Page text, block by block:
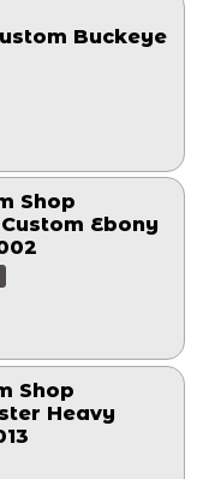
Buckeye
Shop
Ebony
Shop
Heavy